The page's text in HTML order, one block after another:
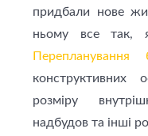
придбали нове
ньому все так,
Перепланування
конструктивних
розміру
надбудов та інші